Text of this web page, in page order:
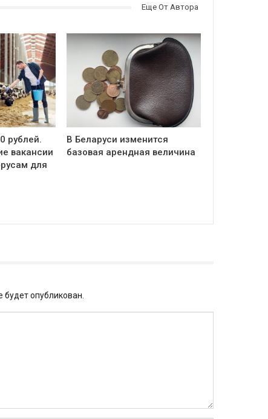
Еще От Автора
рублей.
вакансии
для
В Беларуси изменится
базовая арендная величина
опубликован.